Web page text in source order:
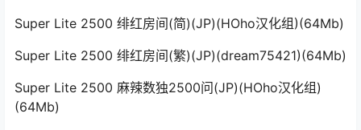
Super Lite 2500 绯红房间(简)(JP)(HOho汉化组)(64Mb)
Super Lite 2500 绯红房间(繁)(JP)(dream75421)(64Mb)
Super Lite 2500 麻辣数独2500问(JP)(HOho汉化组)
(64Mb)